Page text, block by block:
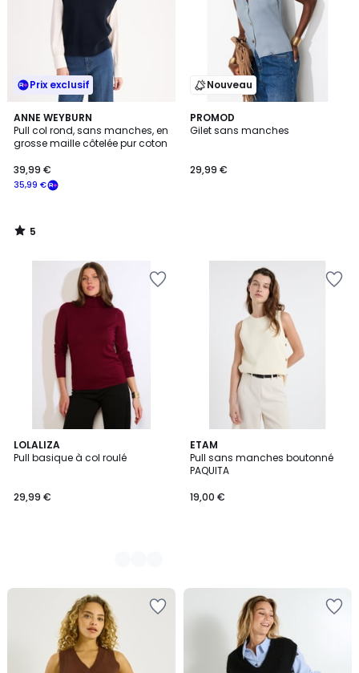
Prix exclusif
ANNE WEYBURN
Pull col rond, sans manches, en
grosse maille côtelée pur coton
35,99 €
39,99 €
5
/
5
5
/
Nouveau
PROMOD
Gilet sans manches
29,99 €
LOLALIZA
Pull basique à col roulé
29,99 €
2
Couleurs
ETAM
Pull sans manches boutonné
PAQUITA
19,00 €